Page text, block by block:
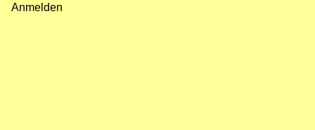
Anmelden